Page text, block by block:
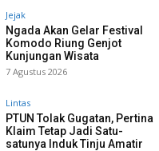
Jejak
Ngada Akan Gelar Festival
Komodo Riung Genjot
Kunjungan Wisata
7 Agustus 2026
Lintas
PTUN Tolak Gugatan, Pertina
Klaim Tetap Jadi Satu-
satunya Induk Tinju Amatir